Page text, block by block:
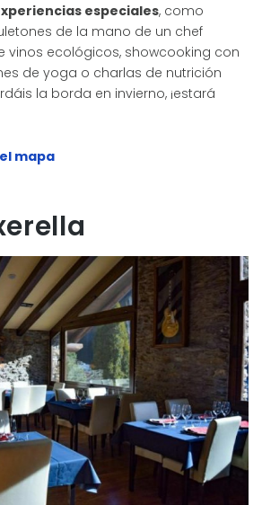
especiales, como
de la mano de un chef
vinos ecológicos, showcooking con
de yoga o charlas de nutrición
la borda en invierno, ¡estará
mapa